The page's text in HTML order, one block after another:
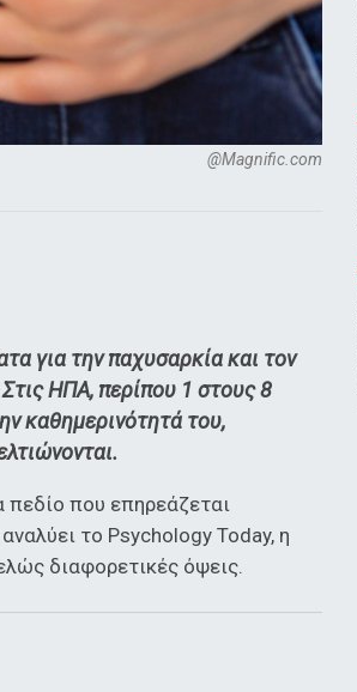
@Magnific.com
για την παχυσαρκία και τον
ΗΠΑ, περίπου 1 στους 8
καθημερινότητά του,
που επηρεάζεται
το Psychology Today, η
διαφορετικές όψεις.